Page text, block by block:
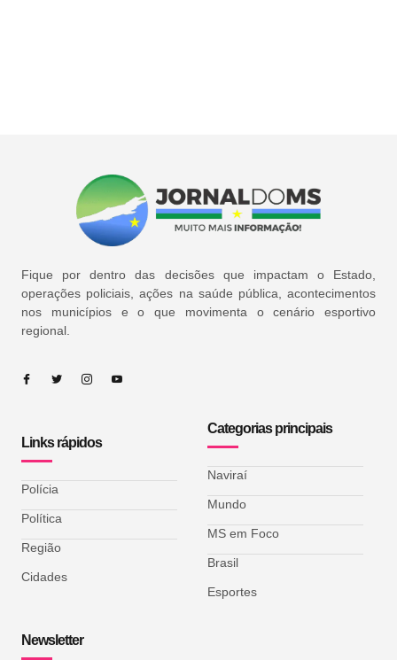
Fique por dentro das decisões que impactam o Estado,
operações policiais, ações na saúde pública, acontecimentos
nos municípios e o que movimenta o cenário esportivo
regional.
Links rápidos
Polícia
Política
Região
Cidades
Categorias principais
Naviraí
Mundo
MS em Foco
Brasil
Esportes
Newsletter